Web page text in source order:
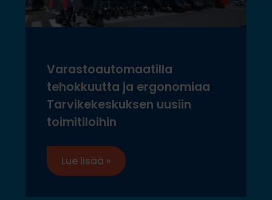
Varastoautomaatilla
tehokkuutta ja ergonomiaa
Tarvikekeskuksen uusiin
toimitiloihin
Lue lisää »